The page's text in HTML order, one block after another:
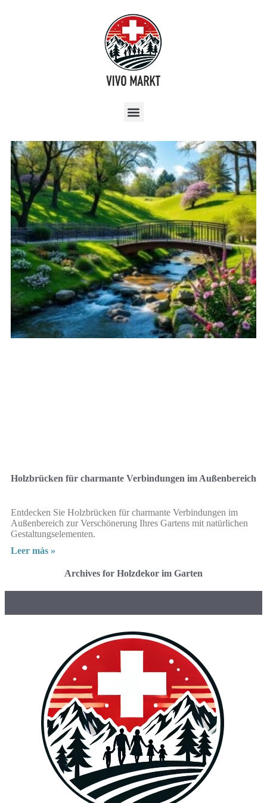
Holzbrücken für charmante Verbindungen im Außenbereich
Entdecken Sie Holzbrücken für charmante Verbindungen im
Außenbereich zur Verschönerung Ihres Gartens mit natürlichen
Gestaltungselementen.
Leer más »
Archives for Holzdekor im Garten